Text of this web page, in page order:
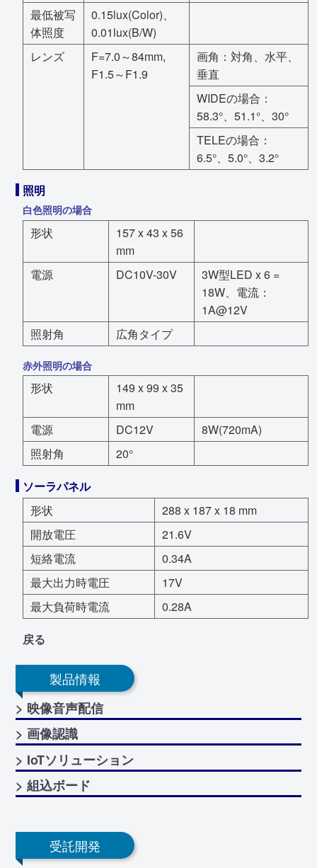
最低被写
体照度
0.15lux(Color)、
0.01lux(B/W)
レンズ
F=7.0～84mm,
F1.5～F1.9
画角：対角、水平、
垂直
WIDEの場合：
58.3°、51.1°、30°
TELEの場合：
6.5°、5.0°、3.2°
照明
白色照明の場合
形状
157 x 43 x 56
mm
電源
DC10V-30V
3W型LED x 6 =
18W、電流：
1A@12V
照射角
広角タイプ
赤外照明の場合
形状
149 x 99 x 35
mm
電源
DC12V
8W(720mA)
照射角
20°
ソーラパネル
形状
288 x 187 x 18 mm
開放電圧
21.6V
短絡電流
0.34A
最大出力時電圧
17V
最大負荷時電流
0.28A
戻る
製品情報
> 映像音声配信
> 画像認識
> IoTソリューション
> 組込ボード
受託開発